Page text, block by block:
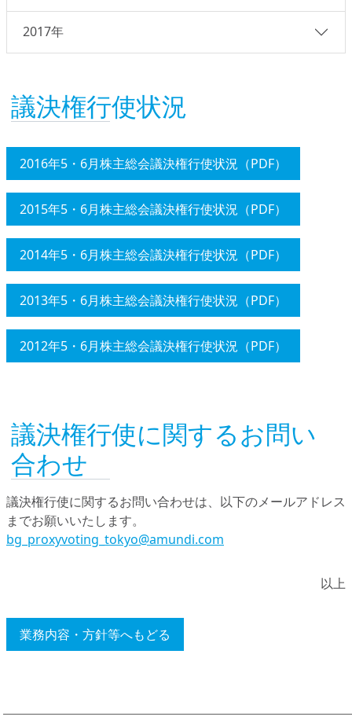
2017年
議決権行使状況
2016年5・6月株主総会議決権行使状況（PDF）
2015年5・6月株主総会議決権行使状況（PDF）
2014年5・6月株主総会議決権行使状況（PDF）
2013年5・6月株主総会議決権行使状況（PDF）
2012年5・6月株主総会議決権行使状況（PDF）
議決権行使に関するお問い
合わせ
議決権行使に関するお問い合わせは、以下のメールアドレス
までお願いいたします。
bg_proxyvoting_tokyo@amundi.com
以上
業務内容・方針等へもどる